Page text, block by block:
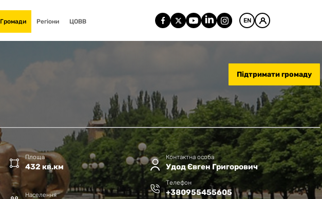
Громади Регіони ЦОВВ EN
Підтримати громаду
Площа
432 кв.км
Населення
Контактна особа
Удод Євген Григорович
Телефон
+380955455605